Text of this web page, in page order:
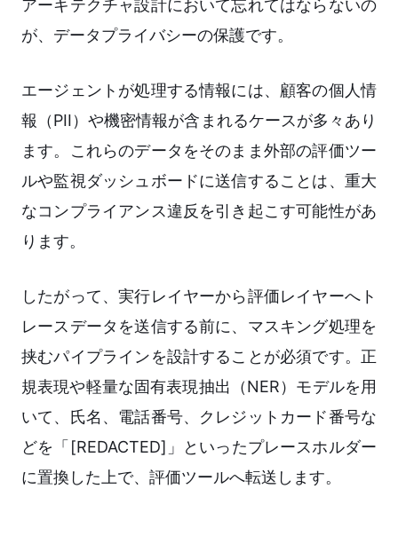
アーキテクチャ設計において忘れてはならないの
が、データプライバシーの保護です。
エージェントが処理する情報には、顧客の個人情
報（PII）や機密情報が含まれるケースが多々あり
ます。これらのデータをそのまま外部の評価ツー
ルや監視ダッシュボードに送信することは、重大
なコンプライアンス違反を引き起こす可能性があ
ります。
したがって、実行レイヤーから評価レイヤーへト
レースデータを送信する前に、マスキング処理を
挟むパイプラインを設計することが必須です。正
規表現や軽量な固有表現抽出（NER）モデルを用
いて、氏名、電話番号、クレジットカード番号な
どを「[REDACTED]」といったプレースホルダー
に置換した上で、評価ツールへ転送します。